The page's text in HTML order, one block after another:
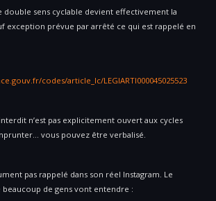
double sens cyclable devient effectivement la
exception prévue par arrêté ce qui est rappelé en
codes/article_lc/LEGIARTI000045025523
n’est pas explicitement ouvert aux cycles
vous pouvez être verbalisé.
pas rappelé dans son réel Instagram. Le
beaucoup de gens vont entendre :